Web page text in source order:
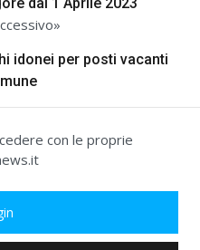
idonei per posti vacanti
con le proprie